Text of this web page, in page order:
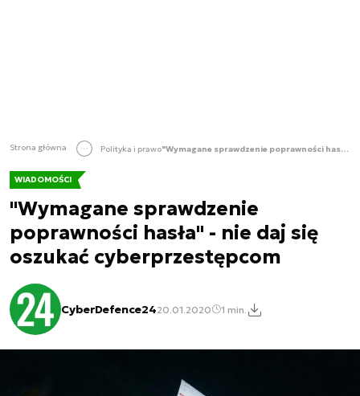
Strona główna Polityka i prawo "Wymagane sprawdzenie poprawności hasła" - nie daj się oszukać cyberprzestępcom
WIADOMOŚCI
"Wymagane sprawdzenie
poprawności hasła" - nie daj się
oszukać cyberprzestępcom
CyberDefence2420.01.2020 1 min.